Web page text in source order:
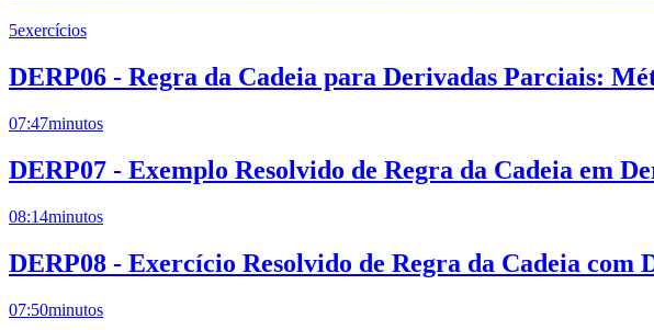
5exercícios
DERP06 - Regra da Cadeia para Derivadas Parciais:
07:47minutos
DERP07 - Exemplo Resolvido de Regra da Cadeia em
08:14minutos
DERP08 - Exercício Resolvido de Regra da Cadeia com
07:50minutos